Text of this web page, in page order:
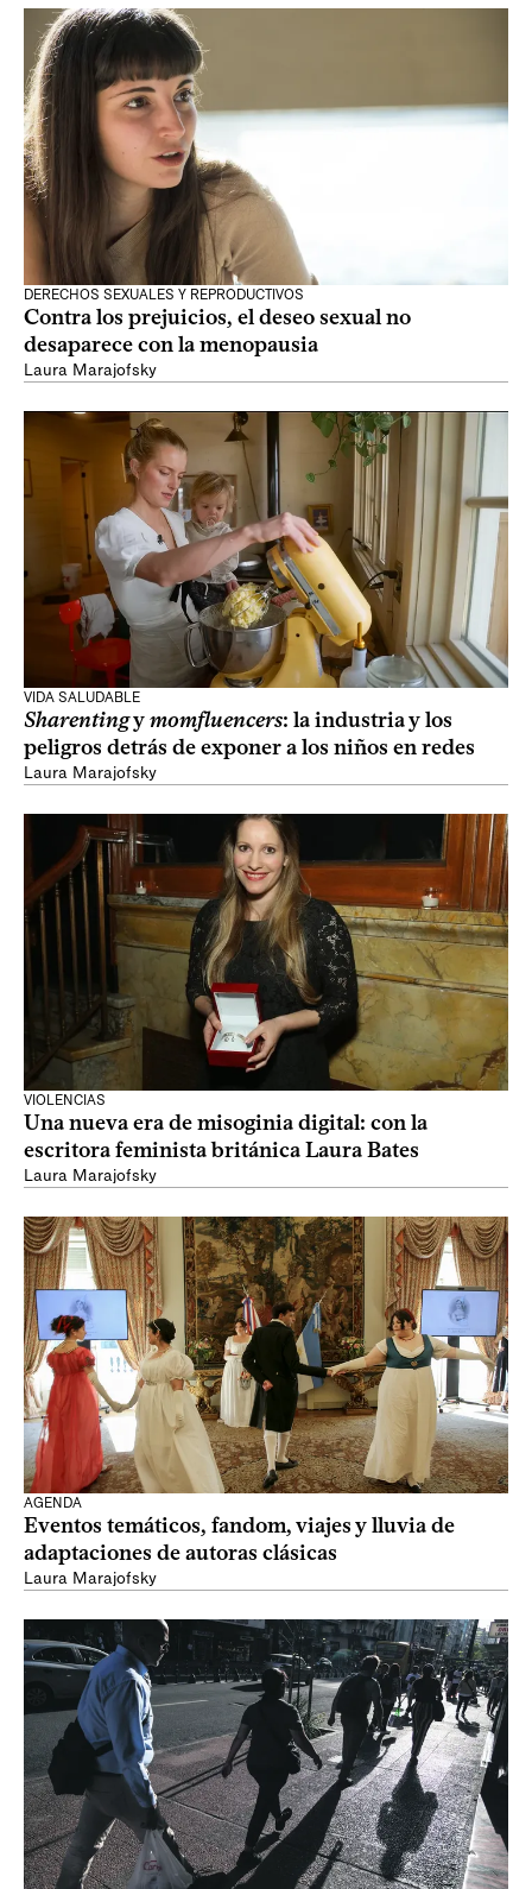
DERECHOS SEXUALES Y REPRODUCTIVOS
Contra los prejuicios, el deseo sexual no
desaparece con la menopausia
Laura Marajofsky
VIDA SALUDABLE
Sharentingymomfluencers: la industria y los
peligros detrás de exponer a los niños en redes
Laura Marajofsky
VIOLENCIAS
Una nueva era de misoginia digital: con la
escritora feminista británica Laura Bates
Laura Marajofsky
AGENDA
Eventos temáticos, fandom, viajes y lluvia de
adaptaciones de autoras clásicas
Laura Marajofsky